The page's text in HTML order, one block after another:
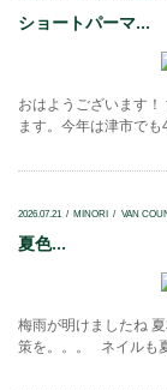
ショートパーマ...
おはようございます
ます。今年は津市でも
2026.07.21 MINORI VAN
夏色...
梅雨が明けましたね
策を。。。 ネイルも